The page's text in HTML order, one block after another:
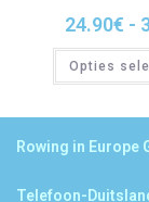
24.90€ -
Opties
Rowing in Europe
Telefoon-